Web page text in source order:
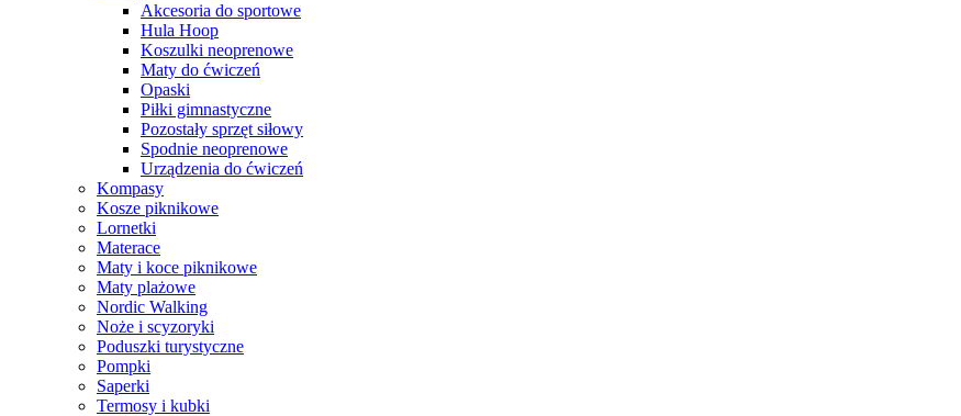
Akcesoria do sportowe
Hula Hoop
Koszulki neoprenowe
Maty do ćwiczeń
Opaski
Piłki gimnastyczne
Pozostały sprzęt siłowy
Spodnie neoprenowe
Urządzenia do ćwiczeń
Kompasy
Kosze piknikowe
Lornetki
Materace
Maty i koce piknikowe
Maty plażowe
Nordic Walking
Noże i scyzoryki
Poduszki turystyczne
Pompki
Saperki
Termosy i kubki